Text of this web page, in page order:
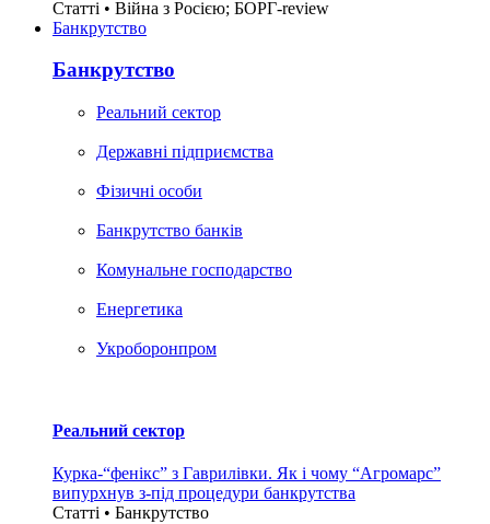
Статті • Війна з Росією; БОРГ-review
Банкрутство
Банкрутство
Реальний сектор
Державні підприємства
Фізичні особи
Банкрутство банків
Комунальне господарство
Енергетика
Укроборонпром
Реальний сектор
Курка-“фенікс” з Гаврилівки. Як і чому “Агромарс”
випурхнув з-під процедури банкрутства
Статті • Банкрутство